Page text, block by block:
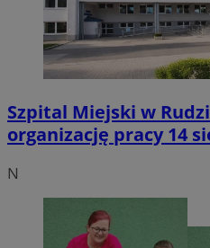
Szpital Miejski w
organizację pracy 14
N